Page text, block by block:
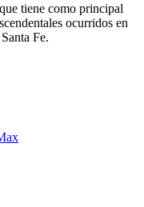
tiene como principal
ocurridos en
Fe.